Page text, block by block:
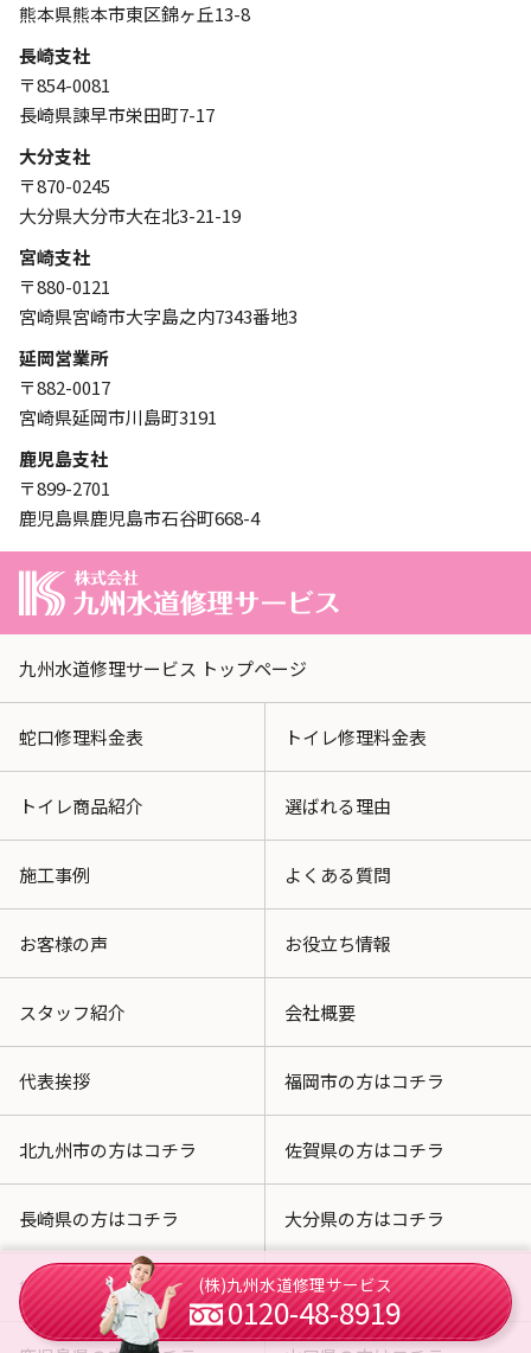
熊本県熊本市東区錦ヶ丘13-8
長崎支社
〒854-0081
長崎県諫早市栄田町7-17
大分支社
〒870-0245
大分県大分市大在北3-21-19
宮崎支社
〒880-0121
宮崎県宮崎市大字島之内7343番地3
延岡営業所
〒882-0017
宮崎県延岡市川島町3191
鹿児島支社
〒899-2701
鹿児島県鹿児島市石谷町668-4
九州水道修理サービス トップページ
蛇口修理料金表 トイレ修理料金表
トイレ商品紹介 選ばれる理由
施工事例 よくある質問
お客様の声 お役立ち情報
スタッフ紹介 会社概要
代表挨拶 福岡市の方はコチラ
北九州市の方はコチラ 佐賀県の方はコチラ
長崎県の方はコチラ 大分県の方はコチラ
熊本県の方はコチラ 宮崎県の方はコチラ
(株)九州水道修理サービス
0120-48-8919